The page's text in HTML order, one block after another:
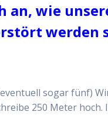
an, wie
werden
sogar fünf)
250 Meter hoch.